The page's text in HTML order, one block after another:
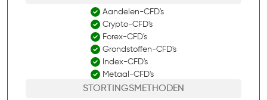
Aandelen-CFD's
Crypto-CFD's
Forex-CFD's
Grondstoffen-CFD's
Index-CFD's
Metaal-CFD's
STORTINGSMETHODEN